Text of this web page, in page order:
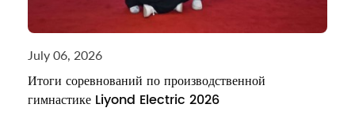
July 06, 2026
Итоги соревнований по производственной
гимнастике Liyond Electric 2026